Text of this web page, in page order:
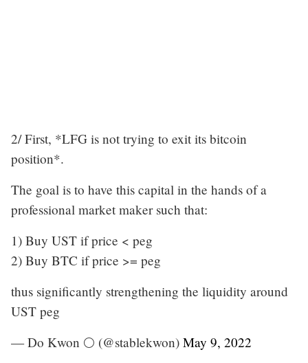
2/ First, *LFG is not trying to exit its bitcoin
position*.
The goal is to have this capital in the hands of a
professional market maker such that:
1) Buy UST if price < peg
2) Buy BTC if price >= peg
thus significantly strengthening the liquidity around
UST peg
— Do Kwon 🌕 (@stablekwon) May 9, 2022